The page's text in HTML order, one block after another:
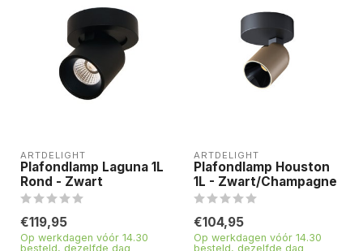
ARTDELIGHT
Plafondlamp Laguna 1L
Rond - Zwart
€119,95
Op werkdagen vóór 14.30
besteld, dezelfde dag
ARTDELIGHT
Plafondlamp Houston
1L - Zwart/Champagne
€104,95
Op werkdagen vóór 14.30
besteld, dezelfde dag